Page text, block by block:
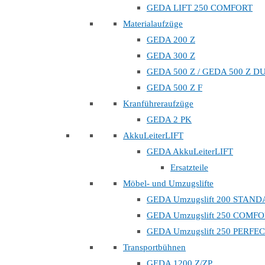
GEDA LIFT 250 COMFORT
Materialaufzüge
GEDA 200 Z
GEDA 300 Z
GEDA 500 Z / GEDA 500 Z
GEDA 500 Z F
Kranführeraufzüge
GEDA 2 PK
AkkuLeiterLIFT
GEDA AkkuLeiterLIFT
Ersatzteile
Möbel- und Umzugslifte
GEDA Umzugslift 200
GEDA Umzugslift 250
GEDA Umzugslift 250
Transportbühnen